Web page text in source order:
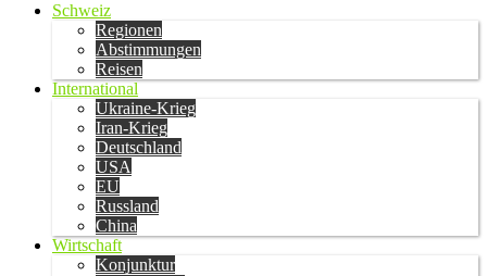
Schweiz
Regionen
Abstimmungen
Reisen
International
Ukraine-Krieg
Iran-Krieg
Deutschland
USA
EU
Russland
China
Wirtschaft
Konjunktur